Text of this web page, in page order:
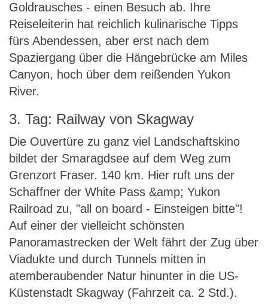
Goldrausches - einen Besuch ab. Ihre
Reiseleiterin hat reichlich kulinarische Tipps
fürs Abendessen, aber erst nach dem
Spaziergang über die Hängebrücke am Miles
Canyon, hoch über dem reißenden Yukon
River.
3. Tag: Railway von Skagway
Die Ouvertüre zu ganz viel Landschaftskino
bildet der Smaragdsee auf dem Weg zum
Grenzort Fraser. 140 km. Hier ruft uns der
Schaffner der White Pass &amp; Yukon
Railroad zu, "all on board - Einsteigen bitte"!
Auf einer der vielleicht schönsten
Panoramastrecken der Welt fährt der Zug über
Viadukte und durch Tunnels mitten in
atemberaubender Natur hinunter in die US-
Küstenstadt Skagway (Fahrzeit ca. 2 Std.).